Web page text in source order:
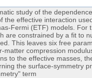
study of the
the effective interaction
Fermi (ETF) models. For
are constrained by a fit to
This leaves six free
matter compression
to the effective masses,
the surface-symmetry
term